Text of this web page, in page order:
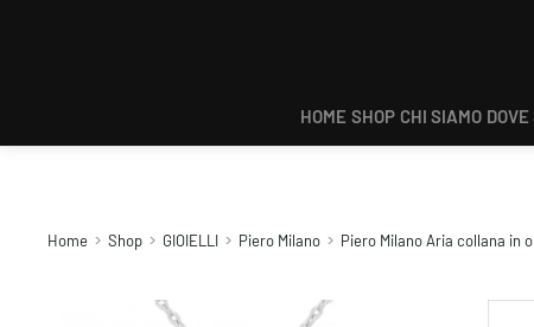
HOME SHOP CHI SIAMO
Home Shop GIOIELLI Piero Milano Piero Milano Aria collana in